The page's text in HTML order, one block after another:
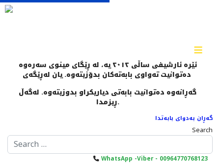
≡
ئێرە ئارشیفی ساڵی ٢٠١٢ یە، لە ڕێگای مینوی سەرەوە
گەڕانەوە دەتوانیت بابەتی دیاریکراو بدوزیتەوە. لەگەڵ
ڕیزمدا.
گەڕان بەدوای بابەتدا
Search
WhatsApp -Viber - 00964770768123